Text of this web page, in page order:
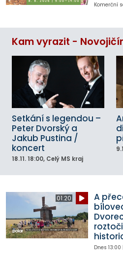
Komerční
Kam vyrazit -
Setkání s legendou –
Peter Dvorský a
Jakub Pustina /
koncert
18.11. 18:00, Celý MS kraj
01:20
A
Dnes 13:00